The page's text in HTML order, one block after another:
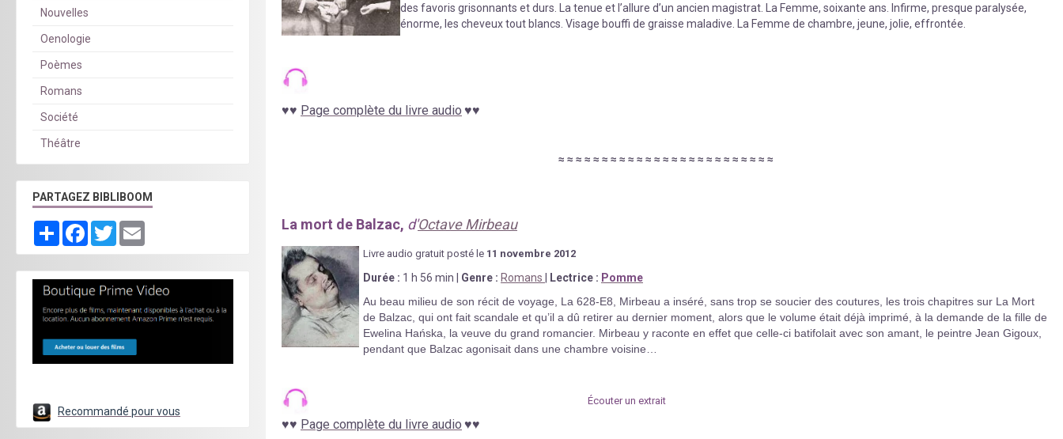
des favoris grisonnants et durs. La tenue et l’allure d’un ancien magistrat. La Femme, soixante ans. Infirme, presque paralysée,
énorme, les cheveux tout blancs. Visage bouffi de graisse maladive. La Femme de chambre, jeune, jolie, effrontée.
♥♥ Page complète du livre audio ♥♥
≈ ≈ ≈ ≈ ≈ ≈ ≈ ≈ ≈ ≈ ≈ ≈ ≈ ≈ ≈ ≈ ≈ ≈ ≈ ≈ ≈ ≈ ≈ ≈ ≈
La mort de Balzac, d'Octave Mirbeau
Livre audio gratuit posté le 11 novembre 2012
Durée : 1 h 56 min Genre : Romans Lectrice : Pomme
Au beau milieu de son récit de voyage, La 628-E8, Mirbeau a inséré, sans trop se soucier des coutures, les trois chapitres sur La Mort
de Balzac, qui ont fait scandale et qu’il a dû retirer au dernier moment, alors que le volume était déjà imprimé, à la demande de la fille de
Ewelina Hańska, la veuve du grand romancier. Mirbeau y raconte en effet que celle-ci batifolait avec son amant, le peintre Jean Gigoux,
pendant que Balzac agonisait dans une chambre voisine…
Écouter un extrait
♥♥ Page complète du livre audio ♥♥
Nouvelles
Oenologie
Poèmes
Romans
Société
Théâtre
PARTAGEZ BIBLIBOOM
PartagerFacebook
Twitter
Recommandé pour vous